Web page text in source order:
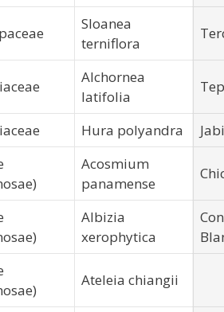
Sloanea
terniflora
Alchornea
latifolia
Hura polyandra
Acosmium
panamense
Albizia
xerophytica
Ateleia chiangii